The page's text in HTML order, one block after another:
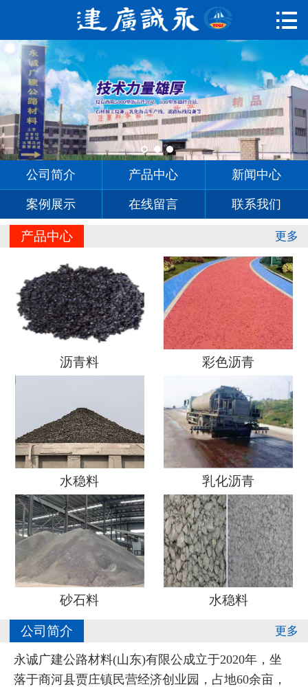
 首页
公司简介
产品中心
新闻中心
案例展示
在线留言

公司简介 产品中心 新闻中心
案例展示 在线留言 联系我们
更多
产品中心
沥青料 彩色沥青
水稳料 乳化沥青
砂石料 水稳料
更多
公司简介
永诚广建公路材料(山东)有限公成立于2020年，坐
落于商河县贾庄镇民营经济创业园，占地60余亩，